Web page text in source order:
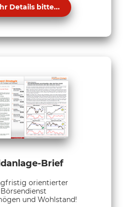
Details bitte...
Brief
orientierter
Börsendienst
und Wohlstand!